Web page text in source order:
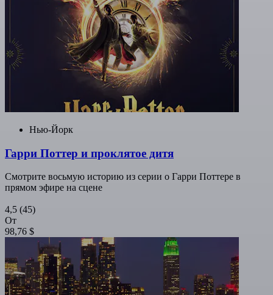
Нью-Йорк
Гарри Поттер и проклятое дитя
Смотрите восьмую историю из серии о Гарри Поттере в
прямом эфире на сцене
4,5 (45)
От
98,76 $